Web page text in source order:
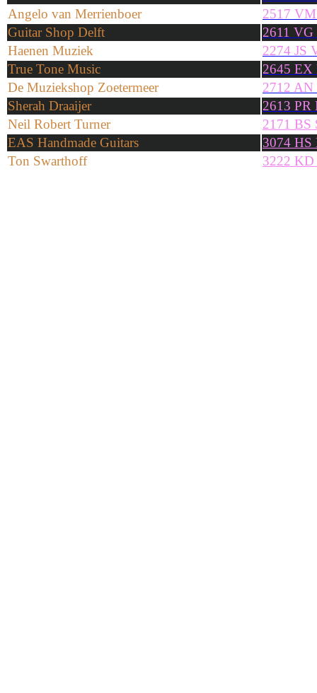
Angelo van Merrienboer
2517
Guitar Shop Delft
2611 VG
Haenen Muziek
2274 JS
True Tone Music
2645 EX
De Muziekshop Zoetermeer
2712 AN
Sherah Draaijer
2613 PR
Neil Robert Turner
2171 BS
EAS Handmade Guitars
3074 HS
Ton Swarthoff
3222 KD